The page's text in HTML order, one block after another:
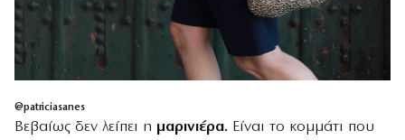
@patriciasanes
Βεβαίως δεν λείπει η μαρινιέρα. Είναι το κομμάτι που